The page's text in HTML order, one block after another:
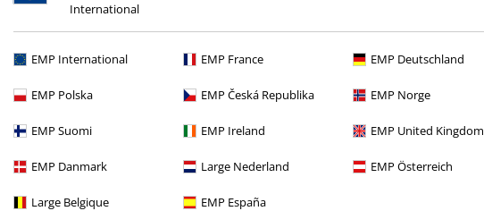
International
EMP International EMP France EMP Deutschland
EMP Polska EMP Česká Republika EMP Norge
EMP Suomi EMP Ireland EMP United Kingdom
EMP Danmark Large Nederland EMP Österreich
Large Belgique EMP España